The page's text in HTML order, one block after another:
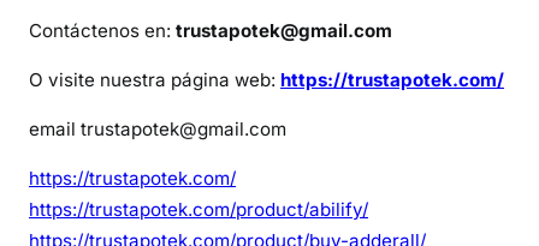
Contáctenos en: trustapotek@gmail.com
O visite nuestra página web: https://trustapotek.com/
email trustapotek@gmail.com
https://trustapotek.com/
https://trustapotek.com/product/abilify/
https://trustapotek.com/product/buy-adderall/